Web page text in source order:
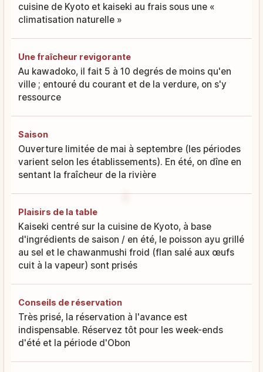
cuisine de Kyoto et kaiseki au frais sous une «
climatisation naturelle »
Une fraîcheur revigorante
Au kawadoko, il fait 5 à 10 degrés de moins qu'en
ville ; entouré du courant et de la verdure, on s'y
ressource
Saison
Ouverture limitée de mai à septembre (les périodes
varient selon les établissements). En été, on dîne en
sentant la fraîcheur de la rivière
Plaisirs de la table
Kaiseki centré sur la cuisine de Kyoto, à base
d'ingrédients de saison / en été, le poisson ayu grillé
au sel et le chawanmushi froid (flan salé aux œufs
cuit à la vapeur) sont prisés
Conseils de réservation
Très prisé, la réservation à l'avance est
indispensable. Réservez tôt pour les week-ends
d'été et la période d'Obon